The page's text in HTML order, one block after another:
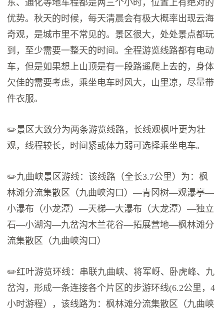
东、通化等地车程都是两三个小时，位置上有绝对的
优势。秋天的时候，每天清晨会有极大概率出现云海
奇观，是城市里不常见的。景区很大，处处景点都玩
到，至少需要一整天的时间。全程游览线路都有电动
车，但是如果想上山顶是有一段路遥爬上去的，身体
欠佳的需要考虑，乘坐电车时风大，山里凉，尽量带
件衣服。
✏️景区大致分为两条游览线路，长线观枫叶更为壮
观，线程较长，时间紧或体力弱可选择乘坐电车。
✏️九曲峡景区游线：该线路（全长3.7公里）为：枫
林滩分流集散区（九曲峡沟口）—青冈树—观瀑亭—
小瀑布（小龙潭）—天梯—大瀑布（大龙潭）—独立
石—小湖沟—九岔沟木兰花谷—拓展营地—枫林滩分
流集散区（九曲峡沟口）
✏️红叶游览环线：串联九曲峡、将军岈、卧虎峰、九
岔沟，形成一条连接各个片区的步游环线(6.2公里，4
小时游程），该线路为：枫林滩分流集散区（九曲峡